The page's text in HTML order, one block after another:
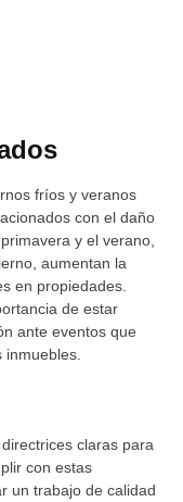
fríos y veranos
con el daño
y el verano,
aumentan la
en propiedades.
de estar
ante eventos que
claras para
con estas
un trabajo de calidad